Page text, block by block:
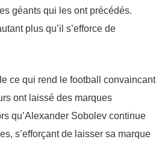
géants qui les ont précédés.
plus qu’il s’efforce de
ce qui rend le football convaincant
ont laissé des marques
qu’Alexander Sobolev continue
s’efforçant de laisser sa marque